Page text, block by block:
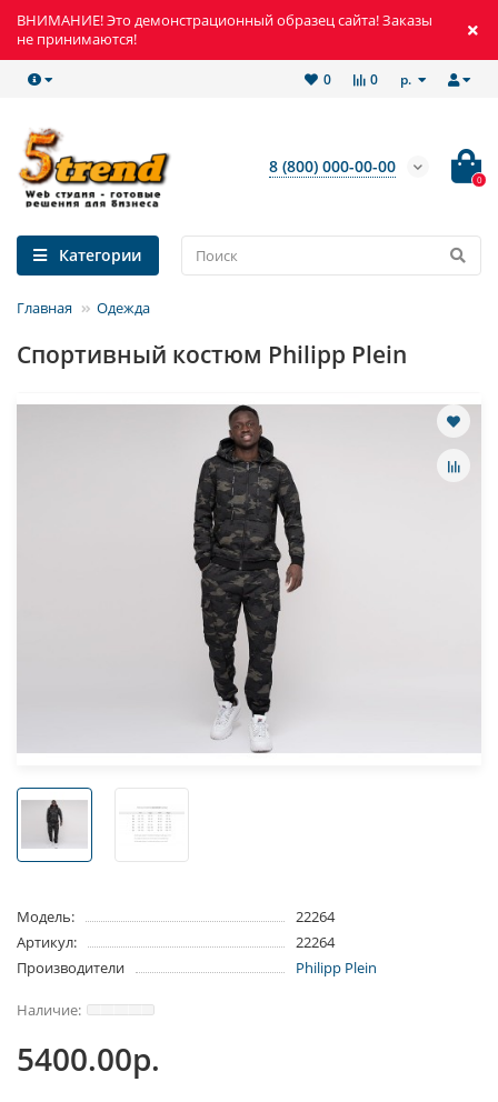
ВНИМАНИЕ! Это демонстрационный образец сайта! Заказы
не принимаются!
р.
0
0
8 (800) 000-00-00
0
Категории
Главная Одежда
Спортивный костюм Philipp Plein
Модель:
22264
Артикул:
22264
Производители
Philipp Plein
5400.00р.